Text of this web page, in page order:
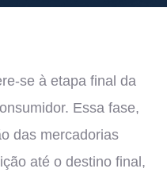
se à etapa final da
Essa fase,
das mercadorias
até o destino final,